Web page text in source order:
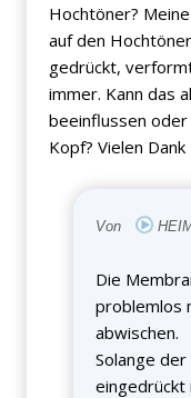
Hochtöner?
auf den
gedrückt,
immer. Kann das
beeinflussen oder
Kopf? Vielen Dank
Von
Die
problemlos
abwischen.
Solange